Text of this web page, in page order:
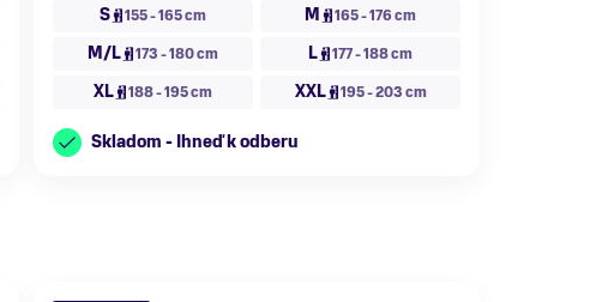
S
155 - 165 cm M 165 - 176 cm
M/L 173 - 180 cm L 177 - 188 cm
XL 188 - 195 cm XXL 195 - 203 cm
Skladom - Ihneď k odberu